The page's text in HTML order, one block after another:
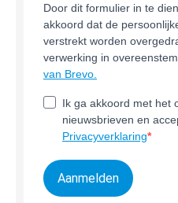
Door dit formulier in te
akkoord dat de
verstrekt worden
verwerking in
van Brevo.
Ik ga akkoord met het
nieuwsbrieven en
Privacyverklaring
Aanmelden